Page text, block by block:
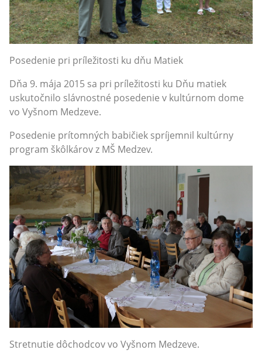
Posedenie pri príležitosti ku dňu Matiek
Dňa 9. mája 2015 sa pri príležitosti ku Dňu matiek
uskutočnilo slávnostné posedenie v kultúrnom dome
vo Vyšnom Medzeve.
Posedenie prítomných babičiek spríjemnil kultúrny
program škôlkárov z MŠ Medzev.
Stretnutie dôchodcov vo Vyšnom Medzeve.